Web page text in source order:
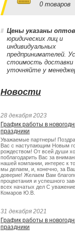
0 товаров
Цены указаны
юридических лиц и
индивидуальных
предпринимателей.
стоимость доставки
уточняйте у
Новости
28 декабря 2023
График работы в
праздники
Уважаемые партнеры!
Вас с наступающим Новым
рождеством! От всей души
поблагодарить Вас за
нашей компании, интерес к
мы делаем, и, конечно, за
доверие! Желаем Вам
процветания и успешного
всех начатых дел С
Комаров Ю.В.
31 декабря 2021
График работы в
праздники